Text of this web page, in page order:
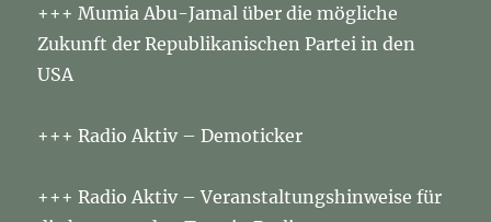
+++ Mumia Abu-Jamal über die mögliche
Zukunft der Republikanischen Partei in den
USA
+++ Radio Aktiv – Demoticker
+++ Radio Aktiv – Veranstaltungshinweise für